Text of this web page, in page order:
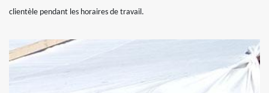
clientèle pendant les horaires de travail.